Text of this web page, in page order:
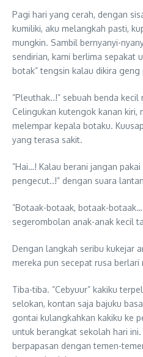
Pagi hari yang cerah, dengan
kumiliki, aku melangkah pasti,
mungkin. Sambil bernyanyi-
sendirian, kami berlima sepakat
botak” tengsin kalau dikira geng
”Pleuthak..!” sebuah benda
Celingukan kutengok kanan kiri,
melempar kepala botaku.
yang terasa sakit.
”Hai…! Kalau berani jangan
pengecut..!” dengan suara
”Botaak-botaak, botaak-
segerombolan anak-anak kecil
Dengan langkah seribu kukejar
mereka pun secepat rusa berlari
Tiba-tiba. ”Cebyuur” kakiku
selokan, kontan saja bajuku
gontai kulangkahkan kakiku ke
untuk berangkat sekolah hari
berpapasan dengan temen-